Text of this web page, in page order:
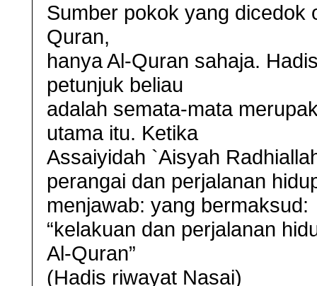
Sumber pokok yang dicedok
Quran,
hanya Al-Quran sahaja.
petunjuk beliau
adalah semata-mata
utama itu. Ketika
Assaiyidah `Aisyah
perangai dan perjalanan
menjawab: yang bermaksud:
“kelakuan dan perjalanan
Al-Quran”
(Hadis riwayat Nasai)